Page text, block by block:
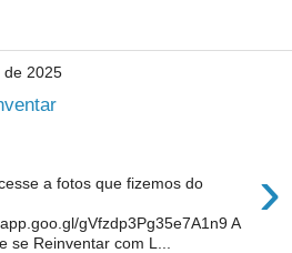
de 2025
›
que fizemos do
gVfzdp3Pg35e7A1n9 A
se Reinventar com L...